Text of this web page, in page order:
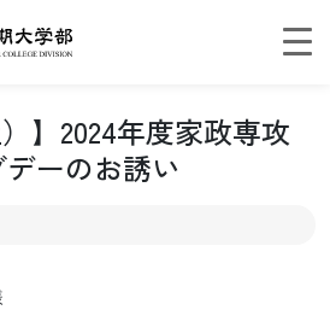
）】2024年度家政専攻
ーのお誘い